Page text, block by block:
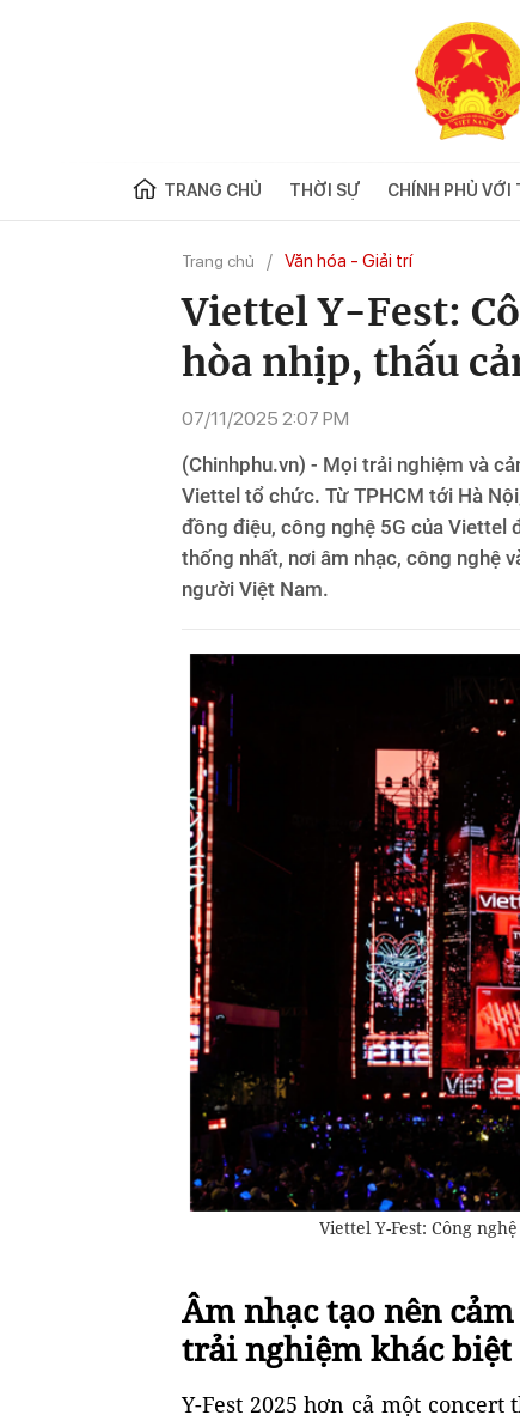
TRANG CHỦ THỜI SỰ CHÍNH PHỦ VỚI
Trang chủ Văn hóa - Giải trí
Viettel Y-Fest:
hòa nhịp, thấu
07/11/2025 2:07 PM
(Chinhphu.vn) - Mọi trải nghiệm và
Viettel tổ chức. Từ TPHCM tới Hà
đồng điệu, công nghệ 5G của Viettel
thống nhất, nơi âm nhạc, công nghệ
người Việt Nam.
Viettel Y-Fest: Công
Âm nhạc tạo nên
trải nghiệm khác biệt
Y-Fest 2025 hơn cả một